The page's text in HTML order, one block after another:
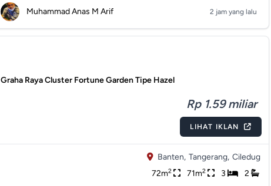
Muhammad Anas M Arif 2 jam yang lalu
Graha Raya Cluster Fortune Garden Tipe Hazel
Rp 1.59 miliar
LIHAT IKLAN
Banten, Tangerang, Ciledug
72m2 71m2 3 2